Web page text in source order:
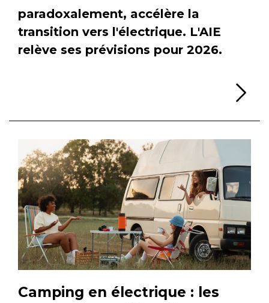
paradoxalement, accélère la
transition vers l'électrique. L'AIE
relève ses prévisions pour 2026.
Camping en électrique : les